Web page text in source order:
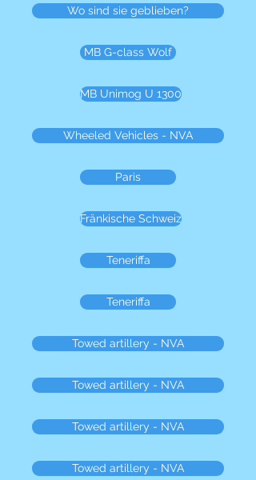
Wo sind sie geblieben?
MB G-class Wolf
MB Unimog U 1300
Wheeled Vehicles - NVA
Paris
Fränkische Schweiz
Teneriffa
Teneriffa
Towed artillery - NVA
Towed artillery - NVA
Towed artillery - NVA
Towed artillery - NVA